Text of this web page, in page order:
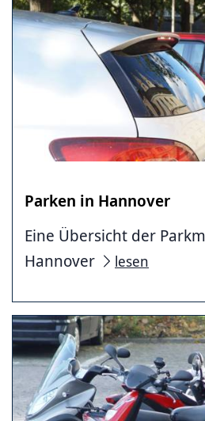
Parken in Hannover
Eine Übersicht der
Hannover
lesen